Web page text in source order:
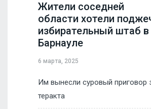
Жители соседней
области хотели
избирательный штаб в
Барнауле
6 марта, 2025
Им вынесли суровый приговор
теракта